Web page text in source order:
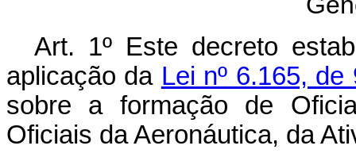
Art. 1º Este decreto
aplicação da Lei nº 6.165,
sobre a formação de
Oficiais da Aeronáutica, da